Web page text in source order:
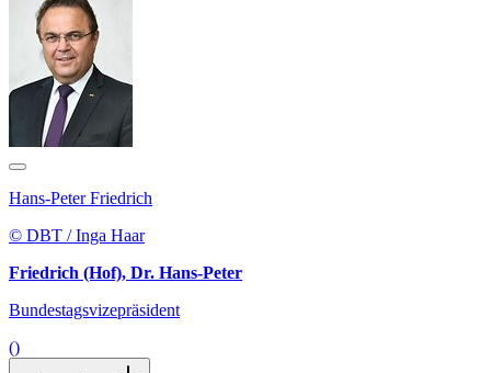
Hans-Peter Friedrich
© DBT / Inga Haar
Friedrich (Hof), Dr. Hans-Peter
Bundestagsvizepräsident
()